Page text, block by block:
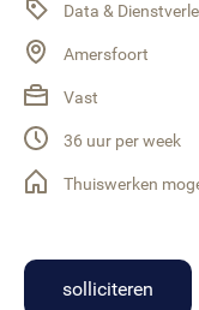
Data &
Amersfoort
Vast
36 uur per week
Thuiswerken
solliciteren